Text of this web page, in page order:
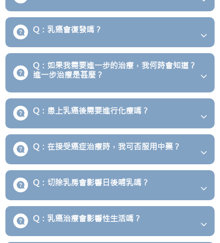
Q：乳癌會復發嗎？
Q：如果我需要進一步的治療，我何時會知道？
進一步治療是甚麼？
Q：患上乳癌後需要進行化療嗎？
Q：在接受癌症治療時，我可否服用中藥？
Q：切除乳房會影響日後哺乳嗎？
Q：乳癌治療會影響性生活嗎？